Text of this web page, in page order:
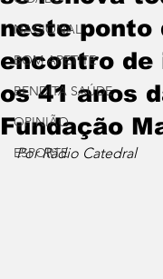
NACIONAL
BOM APETITE
BENDITA SAÚDE
OPINIÃO
ESPORTE
neste ponto
encontro de
os 41 anos
Fundação
Por Rádio Catedral